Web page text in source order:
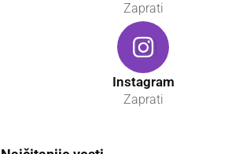
Zaprati
Instagram
Zaprati